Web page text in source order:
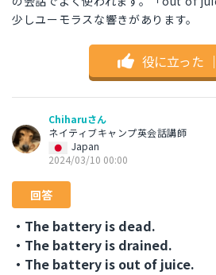
少しユーモラスな響きがあります。
役に立った ｜
Chiharuさん
ネイティブキャンプ英会話講師
Japan
2024/03/10 00:00
回答
・The battery is dead.
・The battery is drained.
・The battery is out of juice.